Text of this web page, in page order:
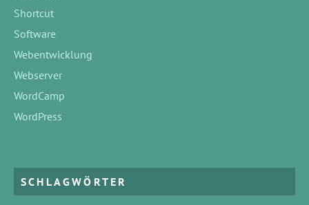
Shortcut
Software
Webentwicklung
Webserver
WordCamp
WordPress
SCHLAGWÖRTER